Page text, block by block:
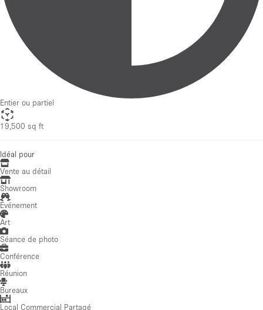
Entier ou partiel
19,500 sq ft
Idéal pour
Vente au détail
Showroom
Événement
Art
Séance de photo
Conférence
Réunion
Bureaux
Local Commercial Partagé